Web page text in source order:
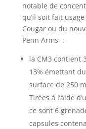
notable de
qu’il soit fait
Cougar ou du
Penn Arms :
la CM3 contient
13% émettant
surface de 250
Tirées à l’aide
ce sont 6
capsules